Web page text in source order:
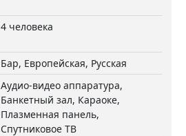
4 человека
Бар, Европейская, Русская
Аудио-видео аппаратура,
Банкетный зал, Караоке,
Плазменная панель,
Спутниковое ТВ